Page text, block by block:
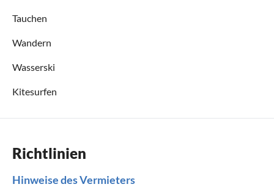
Tauchen
Wandern
Wasserski
Kitesurfen
Richtlinien
Hinweise des Vermieters